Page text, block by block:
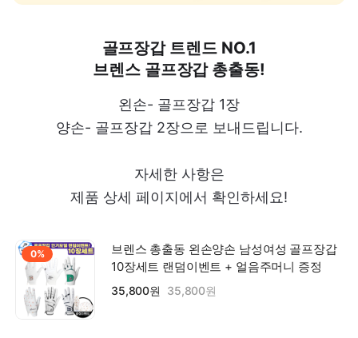
골프장갑 트렌드 NO.1
브렌스 골프장갑 총출동!
왼손- 골프장갑 1장
양손- 골프장갑 2장으로 보내드립니다.
자세한 사항은
제품 상세 페이지에서 확인하세요!
0%
브렌스 총출동 왼손양손 남성여성 골프장갑
10장세트 랜덤이벤트 + 얼음주머니 증정
35,800원 35,800원